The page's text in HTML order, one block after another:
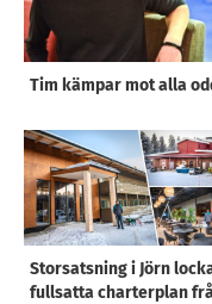
Tim kämpar mot alla
Storsatsning i Jörn
fullsatta charterplan